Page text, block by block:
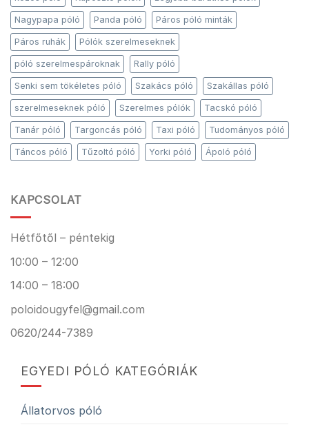
Nagypapa póló Panda póló Páros póló minták
Páros ruhák Pólók szerelmeseknek
póló szerelmespároknak Rally póló
Senki sem tökéletes póló Szakács póló Szakállas póló
szerelmeseknek póló Szerelmes pólók Tacskó póló
Tanár póló Targoncás póló Taxi póló Tudományos póló
Táncos póló Tűzoltó póló Yorki póló Ápoló póló
KAPCSOLAT
Hétfőtől – péntekig
10:00 – 12:00
14:00 – 18:00
poloidougyfel@gmail.com
0620/244-7389
EGYEDI PÓLÓ KATEGÓRIÁK
Állatorvos póló